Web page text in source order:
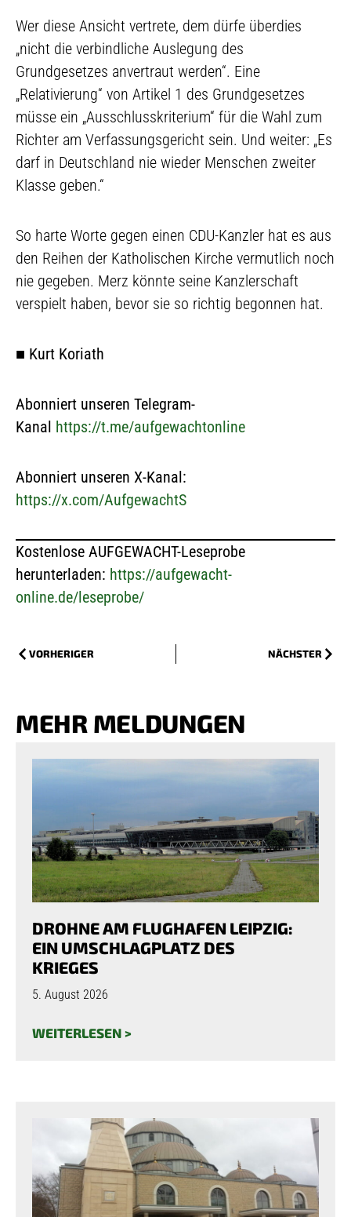
Wer diese Ansicht vertrete, dem dürfe überdies
„nicht die verbindliche Auslegung des
Grundgesetzes anvertraut werden“. Eine
„Relativierung“ von Artikel 1 des Grundgesetzes
müsse ein „Ausschlusskriterium“ für die Wahl zum
Richter am Verfassungsgericht sein. Und weiter: „Es
darf in Deutschland nie wieder Menschen zweiter
Klasse geben.“
So harte Worte gegen einen CDU-Kanzler hat es aus
den Reihen der Katholischen Kirche vermutlich noch
nie gegeben. Merz könnte seine Kanzlerschaft
verspielt haben, bevor sie so richtig begonnen hat.
■ Kurt Koriath
Abonniert unseren Telegram-
Kanal https://t.me/aufgewachtonline
Abonniert unseren X-Kanal:
https://x.com/AufgewachtS
Kostenlose AUFGEWACHT-Leseprobe
herunterladen: https://aufgewacht-
online.de/leseprobe/
VORHERIGER NÄCHSTER
MEHR MELDUNGEN
DROHNE AM FLUGHAFEN LEIPZIG:
EIN UMSCHLAGPLATZ DES
KRIEGES
5. August 2026
WEITERLESEN >